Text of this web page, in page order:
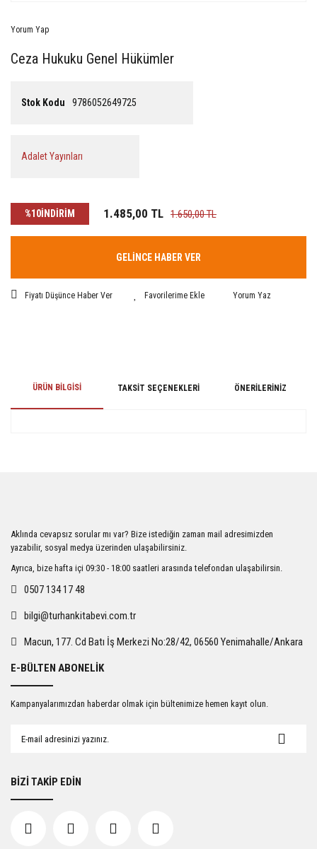
Yorum Yap
Ceza Hukuku Genel Hükümler
Stok Kodu 9786052649725
Adalet Yayınları
%10İNDİRİM 1.485,00 TL 1.650,00 TL
GELİNCE HABER VER
Fiyatı Düşünce Haber Ver Yorum Yaz
ÜRÜN BILGISI TAKSIT SEÇENEKLERI ÖNERILERINIZ
Ürün açıklamasında eksik bilgiler bulunuyor.
Ürün bilgilerinde hatalar bulunuyor.
Ürün fiyatı diğer sitelerden daha pahalı.
Gönder
Aklında cevapsız sorular mı var? Bize istediğin zaman mail adresimizden
yazabilir, sosyal medya üzerinden ulaşabilirsiniz.
Ayrıca, bize hafta içi 09:30 - 18:00 saatleri arasında telefondan ulaşabilirsin.
0507 134 17 48
bilgi@turhankitabevi.com.tr
Macun, 177. Cd Batı İş Merkezi No:28/42, 06560 Yenimahalle/Ankara
E-BÜLTEN ABONELİK
Kampanyalarımızdan haberdar olmak için bültenimize hemen kayıt olun.
BİZİ TAKİP EDİN